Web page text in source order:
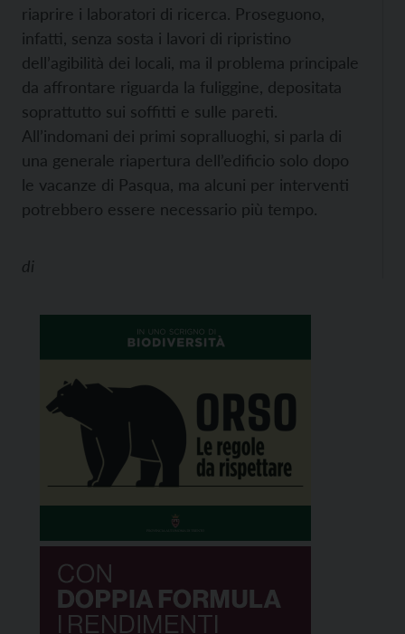
riaprire i laboratori di ricerca. Proseguono,
infatti, senza sosta i lavori di ripristino
dell’agibilità dei locali, ma il problema principale
da affrontare riguarda la fuliggine, depositata
soprattutto sui soffitti e sulle pareti.
All’indomani dei primi sopralluoghi, si parla di
una generale riapertura dell’edificio solo dopo
le vacanze di Pasqua, ma alcuni per interventi
potrebbero essere necessario più tempo.
di